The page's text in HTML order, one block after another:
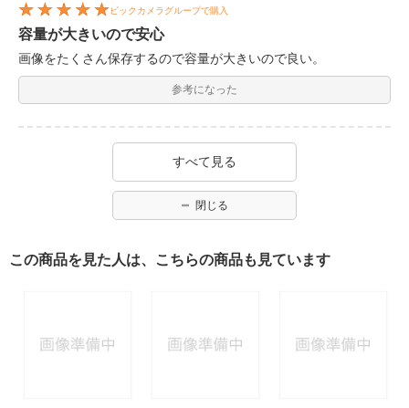
ビックカメラグループで購入
容量が大きいので安心
画像をたくさん保存するので容量が大きいので良い。
参考になった
すべて見る
閉じる
この商品を見た人は、こちらの商品も見ています